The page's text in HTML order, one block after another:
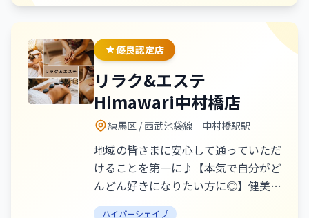
優良認定店
リラク&エステ
Himawari中村橋店
練馬区 / 西武池袋線 中村橋駅駅
地域の皆さまに安心して通っていただ
けることを第一に♪【本気で自分がど
んどん好きになりたい方に◎】健美容
矯正×疲労ケアで、根本から整えるア
ハイパーシェイプ